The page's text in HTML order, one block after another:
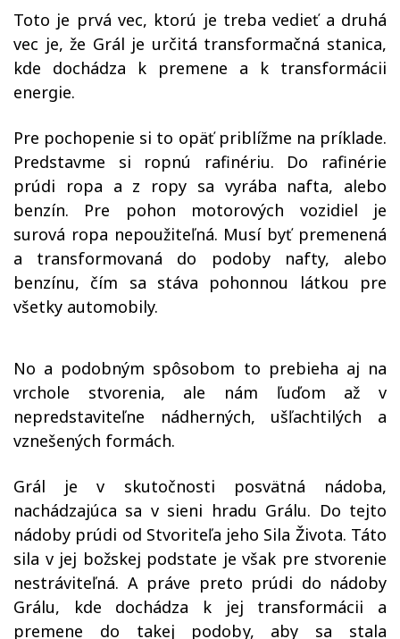
Toto je prvá vec, ktorú je treba vedieť a druhá
vec je, že Grál je určitá transformačná stanica,
kde dochádza k premene a k transformácii
energie.
Pre pochopenie si to opäť priblížme na príklade.
Predstavme si ropnú rafinériu. Do rafinérie
prúdi ropa a z ropy sa vyrába nafta, alebo
benzín. Pre pohon motorových vozidiel je
surová ropa nepoužiteľná. Musí byť premenená
a transformovaná do podoby nafty, alebo
benzínu, čím sa stáva pohonnou látkou pre
všetky automobily.
No a podobným spôsobom to prebieha aj na
vrchole stvorenia, ale nám ľuďom až v
nepredstaviteľne nádherných, ušľachtilých a
vznešených formách.
Grál je v skutočnosti posvätná nádoba,
nachádzajúca sa v sieni hradu Grálu. Do tejto
nádoby prúdi od Stvoriteľa jeho Sila Života. Táto
sila v jej božskej podstate je však pre stvorenie
nestráviteľná. A práve preto prúdi do nádoby
Grálu, kde dochádza k jej transformácii a
premene do takej podoby, aby sa stala